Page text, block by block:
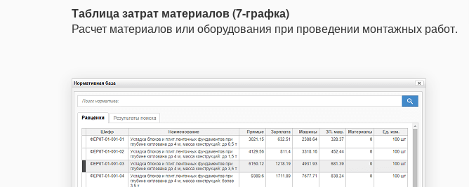
Таблица затрат материалов (7-графка)
Расчет материалов или оборудования при проведении монтажных работ.